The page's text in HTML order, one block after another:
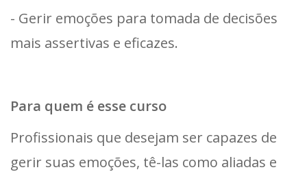
- Gerir emoções para tomada de decisões
mais assertivas e eficazes.
Para quem é esse curso
Profissionais que desejam ser capazes de
gerir suas emoções, tê-las como aliadas e